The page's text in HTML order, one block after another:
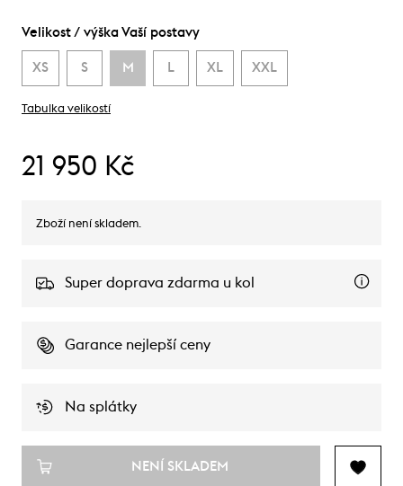
Velikost / výška Vaší postavy
XS S M L XL XXL
Tabulka velikostí
21 950 Kč
Zboží není skladem.
Super doprava zdarma u kol
Garance nejlepší ceny
Na splátky
NENÍ SKLADEM